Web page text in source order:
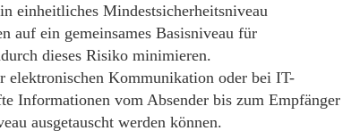
einheitliches Mindestsicherheitsniveau
auf ein gemeinsames Basisniveau für
dieses Risiko minimieren.
elektronischen Kommunikation oder bei IT-
Informationen vom Absender bis zum Empfänger
ausgetauscht werden können.